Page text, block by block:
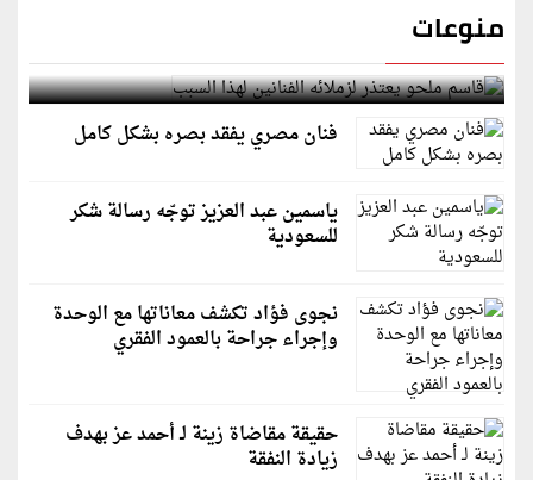
منوعات
قاسم ملحو يعتذر لزملائه الفنانين لهذا السبب
فنان مصري يفقد بصره بشكل كامل
ياسمين عبد العزيز توجّه رسالة شكر
للسعودية
نجوى فؤاد تكشف معاناتها مع الوحدة
وإجراء جراحة بالعمود الفقري
حقيقة مقاضاة زينة لـ أحمد عز بهدف
زيادة النفقة